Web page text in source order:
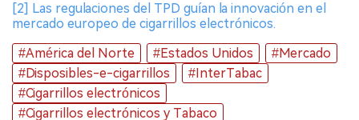
[2] Las regulaciones del TPD guían la innovación en el
mercado europeo de cigarrillos electrónicos.
#América del Norte
#Estados Unidos
#Mercado
#Disposibles-e-cigarrillos
#InterTabac
#Cigarrillos electrónicos
#Cigarrillos electrónicos y Tabaco